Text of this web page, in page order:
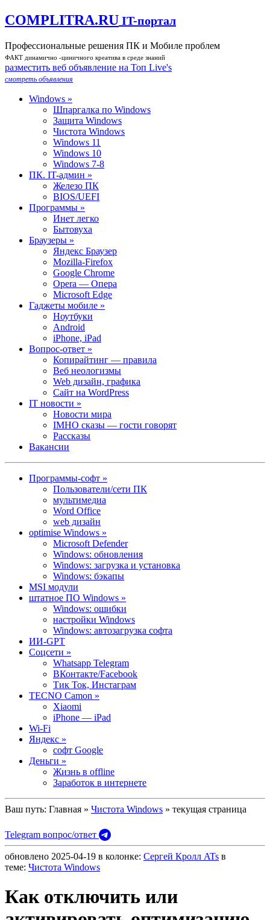
COMPLITRA.RU IT-портал
Профессиональные решения ПК и Мобиле проблем
ФАКТ динамично -циничного креатива в среде знаний
разместить веб объявление на Toп Live's
смотреть объявления
Windows »
Шпаргалка по Windows
Защита Windows
Чистота Windows
Windows 11
Windows 10
Windows 7-8
ПК. IT-админ »
Железо ПК
BIOS/UEFI
Программы »
Инет легко
Бытовуха
Браузеры »
Яндекс Браузер
Mozilla-Firefox
Google Chrome
Opera — Опера
Microsoft Edge
Гаджеты мобиле »
Ноутбуки
Android
iPhone, iPad
Вопрос-ответ »
Копирайтинг — правила
Веб неологизмы
Web дизайн, графика
Сайт на WordPress
IT новости »
Новости мира
IMHO сказы — гости говорят
Рассказы
Вакансии
Программы-софт »
Пользователи/сети ПК
мультимедиа
Word Office
web дизайн
optimise Windows »
Microsoft Defender
Windows: обновления
Windows: загрузка и установка
Windows: бэкапы
MSI модули
штатное ПО Windows »
Windows: ошибки
настройки Windows
Windows: автозагрузка софта
ИИ-GPT
Cоцсети »
Whatsapp Telegram
ВКонтакте/Facebook
Тик Ток, Инстаграм
TECNO Camon »
Xiaomi
iPhone — iPad
Wi-Fi
Яндекс »
софт Google
Деньги »
Жизнь в offline
Заработок в интернете
Ваш путь: Главная » Чистота Windows » текущая страница
Telegram вопрос/ответ
обновлено 2025-04-19 в колонке: Сергей Кролл ATs в
теме: Чистота Windows
Как отключить или